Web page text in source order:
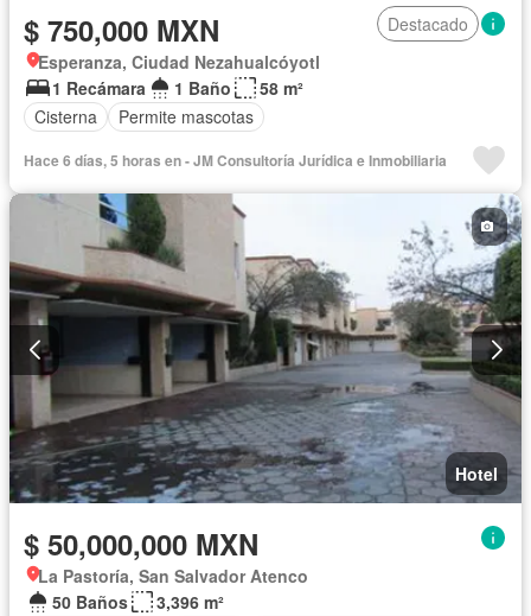
$ 750,000 MXN
Destacado
Esperanza, Ciudad Nezahualcóyotl
1 Recámara
1 Baño
58 m²
Cisterna
Permite mascotas
Hace 6 días, 5 horas en - JM Consultoría Jurídica e Inmobiliaria
Hotel
$ 50,000,000 MXN
La Pastoría, San Salvador Atenco
50 Baños
3,396 m²